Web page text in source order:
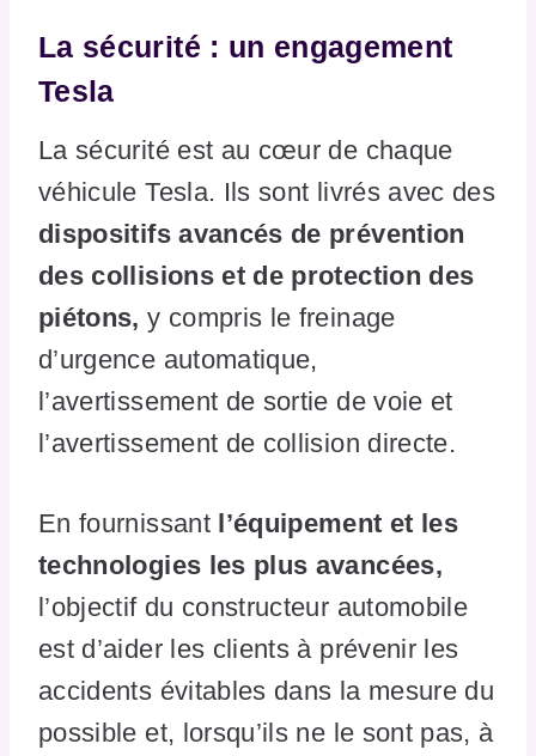
La sécurité : un engagement
Tesla
La sécurité est au cœur de chaque
véhicule Tesla. Ils sont livrés avec des
dispositifs avancés de prévention
des collisions et de protection des
piétons,y compris le freinage
d’urgence automatique,
l’avertissement de sortie de voie et
l’avertissement de collision directe.
En fournissant l’équipement et les
technologies les plus avancées,
l’objectif du constructeur automobile
est d’aider les clients à prévenir les
accidents évitables dans la mesure du
possible et, lorsqu’ils ne le sont pas, à